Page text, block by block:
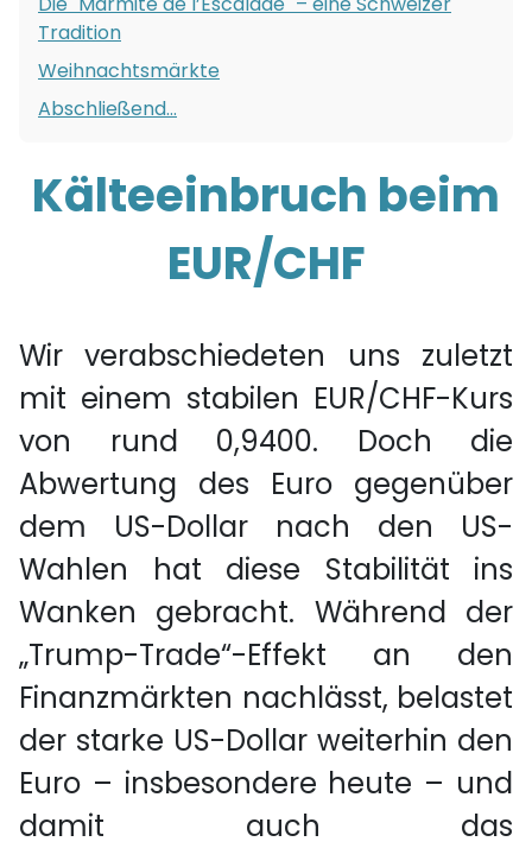
Tradition
Weihnachtsmärkte
Abschließend...
Kälteeinbruch beim
EUR/CHF
Wir verabschiedeten uns zuletzt
mit einem stabilen EUR/CHF-Kurs
von rund 0,9400. Doch die
Abwertung des Euro gegenüber
dem US-Dollar nach den US-
Wahlen hat diese Stabilität ins
Wanken gebracht. Während der
„Trump-Trade“-Effekt an den
Finanzmärkten nachlässt, belastet
der starke US-Dollar weiterhin den
Euro – insbesondere heute – und
damit auch das